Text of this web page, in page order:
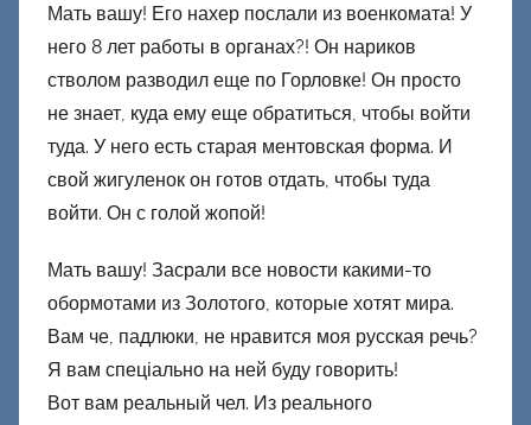
Мать вашу! Его нахер послали из военкомата! У
него 8 лет работы в органах?! Он нариков
стволом разводил еще по Горловке! Он просто
не знает, куда ему еще обратиться, чтобы войти
туда. У него есть старая ментовская форма. И
свой жигуленок он готов отдать, чтобы туда
войти. Он с голой жопой!
Мать вашу! Засрали все новости какими-то
обормотами из Золотого, которые хотят мира.
Вам че, падлюки, не нравится моя русская речь?
Я вам спеціально на ней буду говорить!
Вот вам реальный чел. Из реального